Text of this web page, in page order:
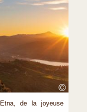
©
de la joyeuse